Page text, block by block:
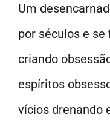
Um
por séculos e
criando
espíritos
vícios drenando